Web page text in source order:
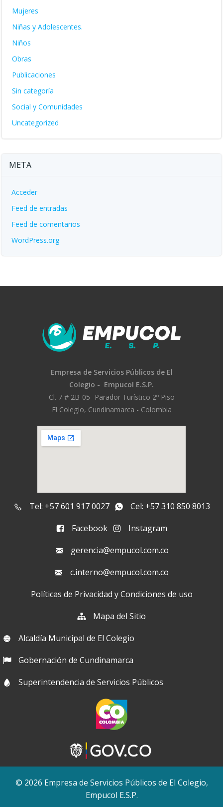
Mujeres
Niñas y Adolescentes.
Niños
Obras
Publicaciones
Sin categoría
Social y Comunidades
Uncategorized
META
Acceder
Feed de entradas
Feed de comentarios
WordPress.org
Empresa de Servicios Públicos de El
Colegio - Empucol E.S.P.
Cl. 7 # 2B-05 -Parador Turístico 2º Piso
El Colegio, Cundinamarca - Colombia
Tel: +57 601 917 0027
Cel: +57 310 850 8013
Facebook
Instagram
gerencia@empucol.com.co
c.interno@empucol.com.co
Políticas de Privacidad y Condiciones de uso
Mapa del Sitio
Alcaldía Municipal de El Colegio
Gobernación de Cundinamarca
Superintendencia de Servicios Públicos
© 2026 Empresa de Servicios Públicos de El Colegio,
Empucol E.S.P.